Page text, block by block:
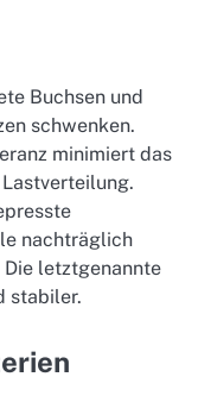
Buchsen und
schwenken.
minimiert das
nachträglich
letztgenannte
stabiler.